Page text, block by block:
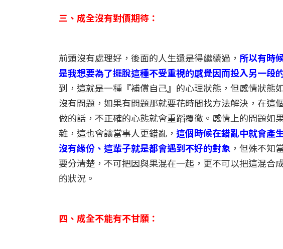
三、成全沒有對價期待：
前頭沒有處理好，後面的人生還是得繼續過， 所以有時
是我想要為了擺脫這種不受重視的感覺因而投入另一段
到，這就是一種『補償自己』的心理狀態，但感情狀態
沒有問題，如果有問題那就要花時間找方法解決，在這
做的話，不正確的心態就會重蹈覆徹。感情上的問題如
雜，這也會讓當事人更錯亂，這個時候在錯亂中就會產
沒有緣份、這輩子就是都會遇到不好的對象 ，但殊不知
要分清楚，不可把因與果混在一起，更不可以把這混合
的狀況。
四、成全不能有不甘願：